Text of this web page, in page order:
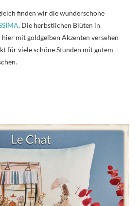
finden wir die wunderschöne
. Die herbstlichen Blüten in
mit goldgelben Akzenten versehen
für viele schöne Stunden mit gutem